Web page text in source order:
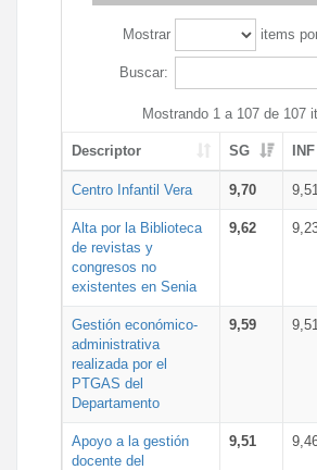
Mostrar items
Buscar:
Mostrando 1 a 107 de 107
Descriptor SG INF
Centro Infantil Vera 9,70 9,51
Alta por la Biblioteca
de revistas y
congresos no
existentes en Senia
9,62
Gestión económico-
administrativa
realizada por el
PTGAS del
Departamento
9,59 9,51
Apoyo a la gestión
docente del
9,51